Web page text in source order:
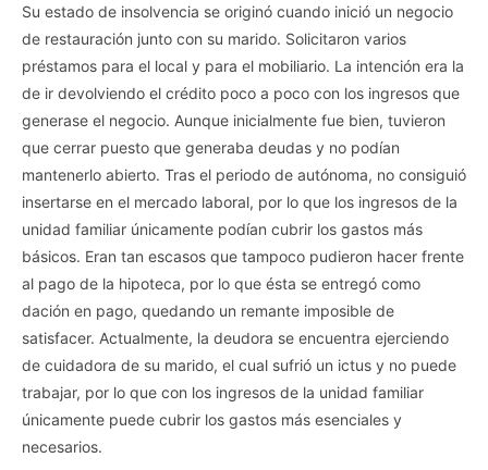
Su estado de insolvencia se originó cuando inició un negocio
de restauración junto con su marido. Solicitaron varios
préstamos para el local y para el mobiliario. La intención era la
de ir devolviendo el crédito poco a poco con los ingresos que
generase el negocio. Aunque inicialmente fue bien, tuvieron
que cerrar puesto que generaba deudas y no podían
mantenerlo abierto. Tras el periodo de autónoma, no consiguió
insertarse en el mercado laboral, por lo que los ingresos de la
unidad familiar únicamente podían cubrir los gastos más
básicos. Eran tan escasos que tampoco pudieron hacer frente
al pago de la hipoteca, por lo que ésta se entregó como
dación en pago, quedando un remante imposible de
satisfacer. Actualmente, la deudora se encuentra ejerciendo
de cuidadora de su marido, el cual sufrió un ictus y no puede
trabajar, por lo que con los ingresos de la unidad familiar
únicamente puede cubrir los gastos más esenciales y
necesarios.